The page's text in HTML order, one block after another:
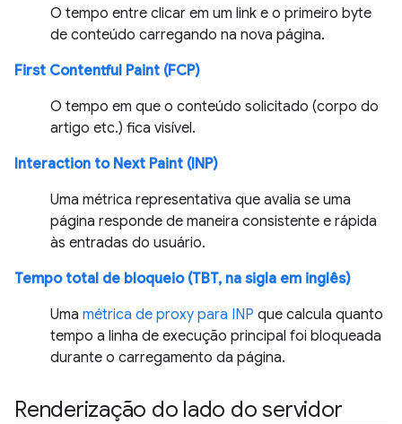
O tempo entre clicar em um link e o primeiro byte
de conteúdo carregando na nova página.
First Contentful Paint (FCP)
O tempo em que o conteúdo solicitado (corpo do
artigo etc.) fica visível.
Interaction to Next Paint (INP)
Uma métrica representativa que avalia se uma
página responde de maneira consistente e rápida
às entradas do usuário.
Tempo total de bloqueio (TBT, na sigla em inglês)
Uma métrica de proxy para INP que calcula quanto
tempo a linha de execução principal foi bloqueada
durante o carregamento da página.
Renderização do lado do servidor